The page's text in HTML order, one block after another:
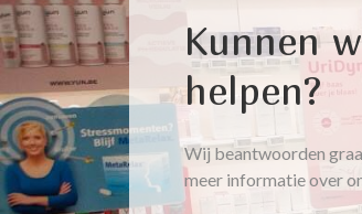
Kunnen
helpen?
Wij beantwoorden
meer informatie over